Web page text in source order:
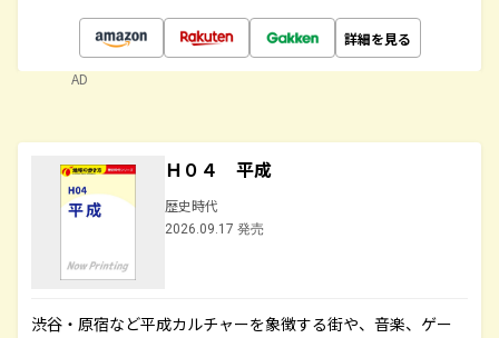
詳細を見る
AD
Ｈ０４ 平成
歴史時代
2026.09.17 発売
渋谷・原宿など平成カルチャーを象徴する街や、音楽、ゲー